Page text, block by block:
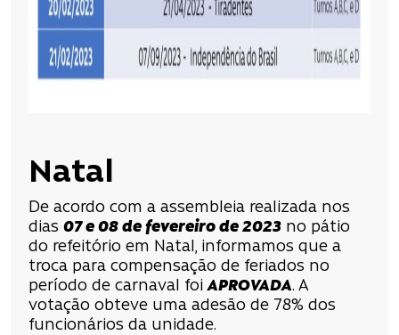
Natal
De acordo com a assembleia realizada nos
dias 07 e 08 de fevereiro de 2023 no pátio
do refeitório em Natal, informamos que a
troca para compensação de feriados no
período de carnaval foiAPROVADA. A
votação obteve uma adesão de 78% dos
funcionários da unidade.